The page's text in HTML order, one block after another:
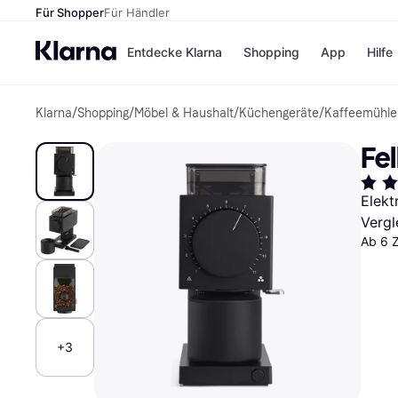
Für ShopperFür Händler
Entdecke Klarna
Zahlungsmethoden
Bezahle in 3
Teilzahlungen
Bezahle in bis zu 30
Tagen
Ratenzahlung
Shopping
Shops
eBay
Temu
SHEIN
App Hilfe
Klarna/Shopping/Möbel & Haushalt/Küchengeräte/
+3
Ab 6